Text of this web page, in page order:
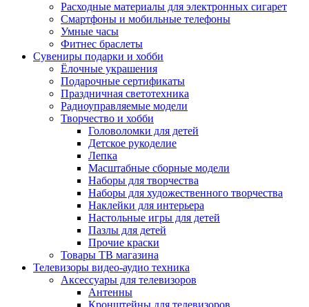
Расходные материалы для электронных сигарет
Смартфоны и мобильные телефоны
Умные часы
Фитнес браслеты
Сувениры подарки и хобби
Ёлочные украшения
Подарочные сертификаты
Праздничная светотехника
Радиоуправляемые модели
Творчество и хобби
Головоломки для детей
Детское рукоделие
Лепка
Масштабные сборные модели
Наборы для творчества
Наборы для художественного творчества
Наклейки для интерьера
Настольные игры для детей
Пазлы для детей
Прочие краски
Товары ТВ магазина
Телевизоры видео-аудио техника
Аксессуары для телевизоров
Антенны
Кронштейны для телевизоров